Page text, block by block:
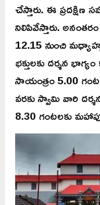
చేస్తారు. ఈ
నిలిపివేస్తారు.
12.15 నుంచి
భక్తులకు దర్శన
సాయంత్రం 5.00
వరకు స్వామి వారి
8.30 గంటలకు